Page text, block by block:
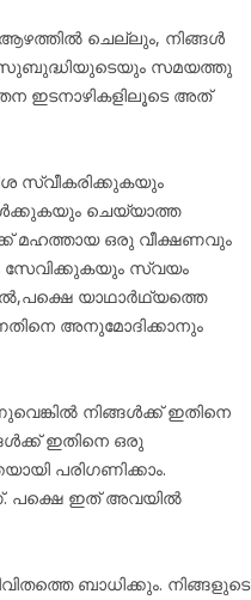
ആഴത്തിൽ ചെല്ലും, നിങ്ങൾ
സുബുദ്ധിയുടെയും സമയത്തു
ഇടനാഴികളിലൂടെ അത്
സ്വീകരിക്കുകയും
ചെയ്യാത്ത
മഹത്തായ ഒരു വീക്ഷണവും
സേവിക്കുകയും സ്വയം
യാഥാർഥ്യത്തെ
അനുമോദിക്കാനും
നിങ്ങൾക്ക് ഇതിനെ
ഇതിനെ ഒരു
പരിഗണിക്കാം.
പക്ഷെ ഇത് അവയിൽ
ബാധിക്കും. നിങ്ങളുടെ